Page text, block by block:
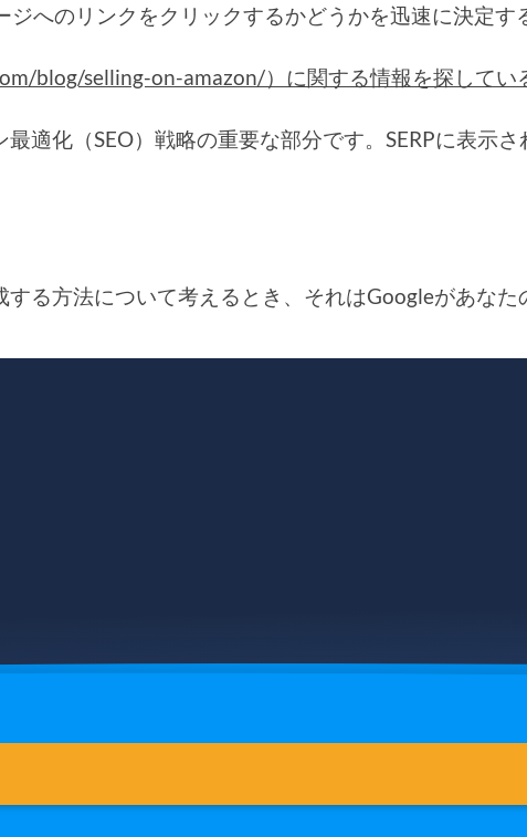
へのリンクをクリックするかどうかを迅速に決定
blog/selling-on-amazon/）に関する情報を探して
適化（SEO）戦略の重要な部分です。SERPに表
る方法について考えるとき、それはGoogleがあ